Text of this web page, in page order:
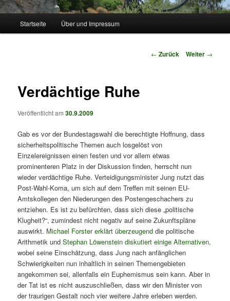
Startseite Über und Impressum
Beitrags-
← Zurück Weiter →
Verdächtige Ruhe
Veröffentlicht am30.9.2009
Gab es vor der Bundestagswahl die berechtigte Hoffnung, dass
sicherheitspolitische Themen auch losgelöst von
Einzelereignissen einen festen und vor allem etwas
prominenteren Platz in der Diskussion finden, herrscht nun
wieder verdächtige Ruhe. Verteidigungsminister Jung nutzt das
Post-Wahl-Koma, um sich auf dem Treffen mit seinen EU-
Amtskollegen den Niederungen des Postengeschachers zu
entziehen. Es ist zu befürchten, dass sich diese „politische
Klugheit?“, zumindest nicht negativ auf seine Zukunftspläne
auswirkt. Michael Forster erklärt überzeugend die politische
Arithmetik undStephan Löwenstein diskutiert einige Alternativen,
wobei seine Einschätzung, dass Jung nach anfänglichen
Schwierigkeiten nun inhaltlich in seinen Themengebieten
angekommen sei, allenfalls ein Euphemismus sein kann. Aber in
der Tat ist es nicht auszuschließen, dass wir den Minister von
der traurigen Gestalt noch vier weitere Jahre erleben werden.